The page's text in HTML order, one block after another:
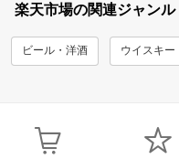
楽天市場の関連ジャンル
ビール・洋酒 ウイスキー